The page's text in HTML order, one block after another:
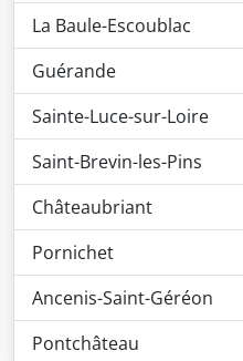
La Baule-Escoublac
Guérande
Sainte-Luce-sur-Loire
Saint-Brevin-les-Pins
Châteaubriant
Pornichet
Ancenis-Saint-Géréon
Pontchâteau